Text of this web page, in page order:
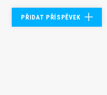
PŘIDAT PŘÍSPĚVEK